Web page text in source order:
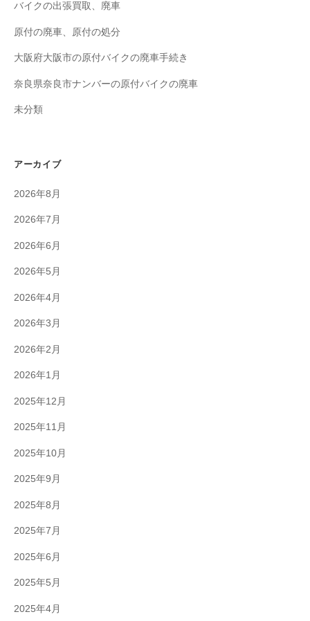
バイクの出張買取、廃車
原付の廃車、原付の処分
大阪府大阪市の原付バイクの廃車手続き
奈良県奈良市ナンバーの原付バイクの廃車
未分類
アーカイブ
2026年8月
2026年7月
2026年6月
2026年5月
2026年4月
2026年3月
2026年2月
2026年1月
2025年12月
2025年11月
2025年10月
2025年9月
2025年8月
2025年7月
2025年6月
2025年5月
2025年4月